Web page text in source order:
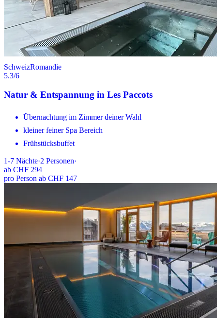
SchweizRomandie
5.3/6
Natur & Entspannung in Les Paccots
Übernachtung im Zimmer deiner Wahl
kleiner feiner Spa Bereich
Frühstücksbuffet
1-7 Nächte·2 Personen·
ab CHF 294
pro Person ab CHF 147